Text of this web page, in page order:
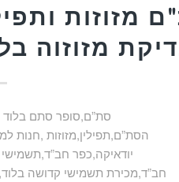
מזוזות
מזוזוה
סת”ם,סופר סתם בלוד
הסת”ם,תפילין,מזוזות ,חנות
,יודאיקה,כפר
חב”ד,מכירת תשמישי קדושה